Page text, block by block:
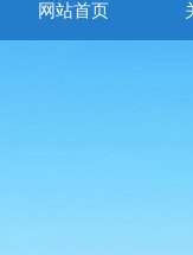
网站首页